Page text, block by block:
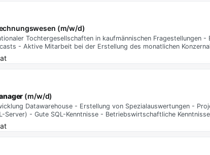
(m/w/d)
Tochtergesellschaften in kaufmännischen Fragestellungen
- Aktive Mitarbeit bei der Erstellung des monatlichen
(m/w/d)
Datawarehouse - Erstellung von Spezialauswertungen -
Server) - Gute SQL-Kenntnisse - Betriebswirtschaftliche Kenntnisse